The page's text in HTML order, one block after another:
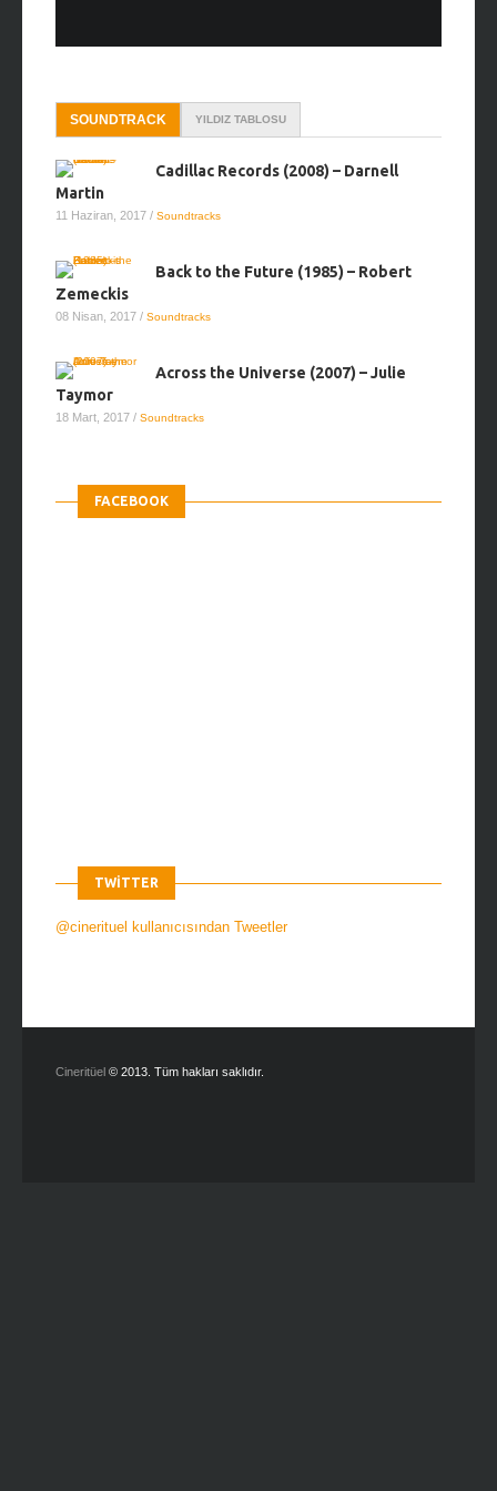
SOUNDTRACK YILDIZ TABLOSU
Cadillac Records (2008) – Darnell
Martin
11 Haziran, 2017 / Soundtracks
Back to the Future (1985) – Robert
Zemeckis
08 Nisan, 2017 / Soundtracks
Across the Universe (2007) – Julie
Taymor
18 Mart, 2017 / Soundtracks
FACEBOOK
TWITTER
@cinerituel kullanıcısından Tweetler
Cineritüel © 2013. Tüm hakları saklıdır.